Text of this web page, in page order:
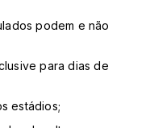
podem e não
para dias de
estádios;